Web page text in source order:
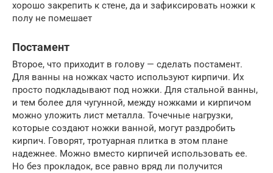
хорошо закрепить к стене, да и зафиксировать ножки к
полу не помешает
Постамент
Второе, что приходит в голову — сделать постамент.
Для ванны на ножках часто используют кирпичи. Их
просто подкладывают под ножки. Для стальной ванны,
и тем более для чугунной, между ножками и кирпичом
можно уложить лист металла. Точечные нагрузки,
которые создают ножки ванной, могут раздробить
кирпич. Говорят, тротуарная плитка в этом плане
надежнее. Можно вместо кирпичей использовать ее.
Но без прокладок, все равно вряд ли получится